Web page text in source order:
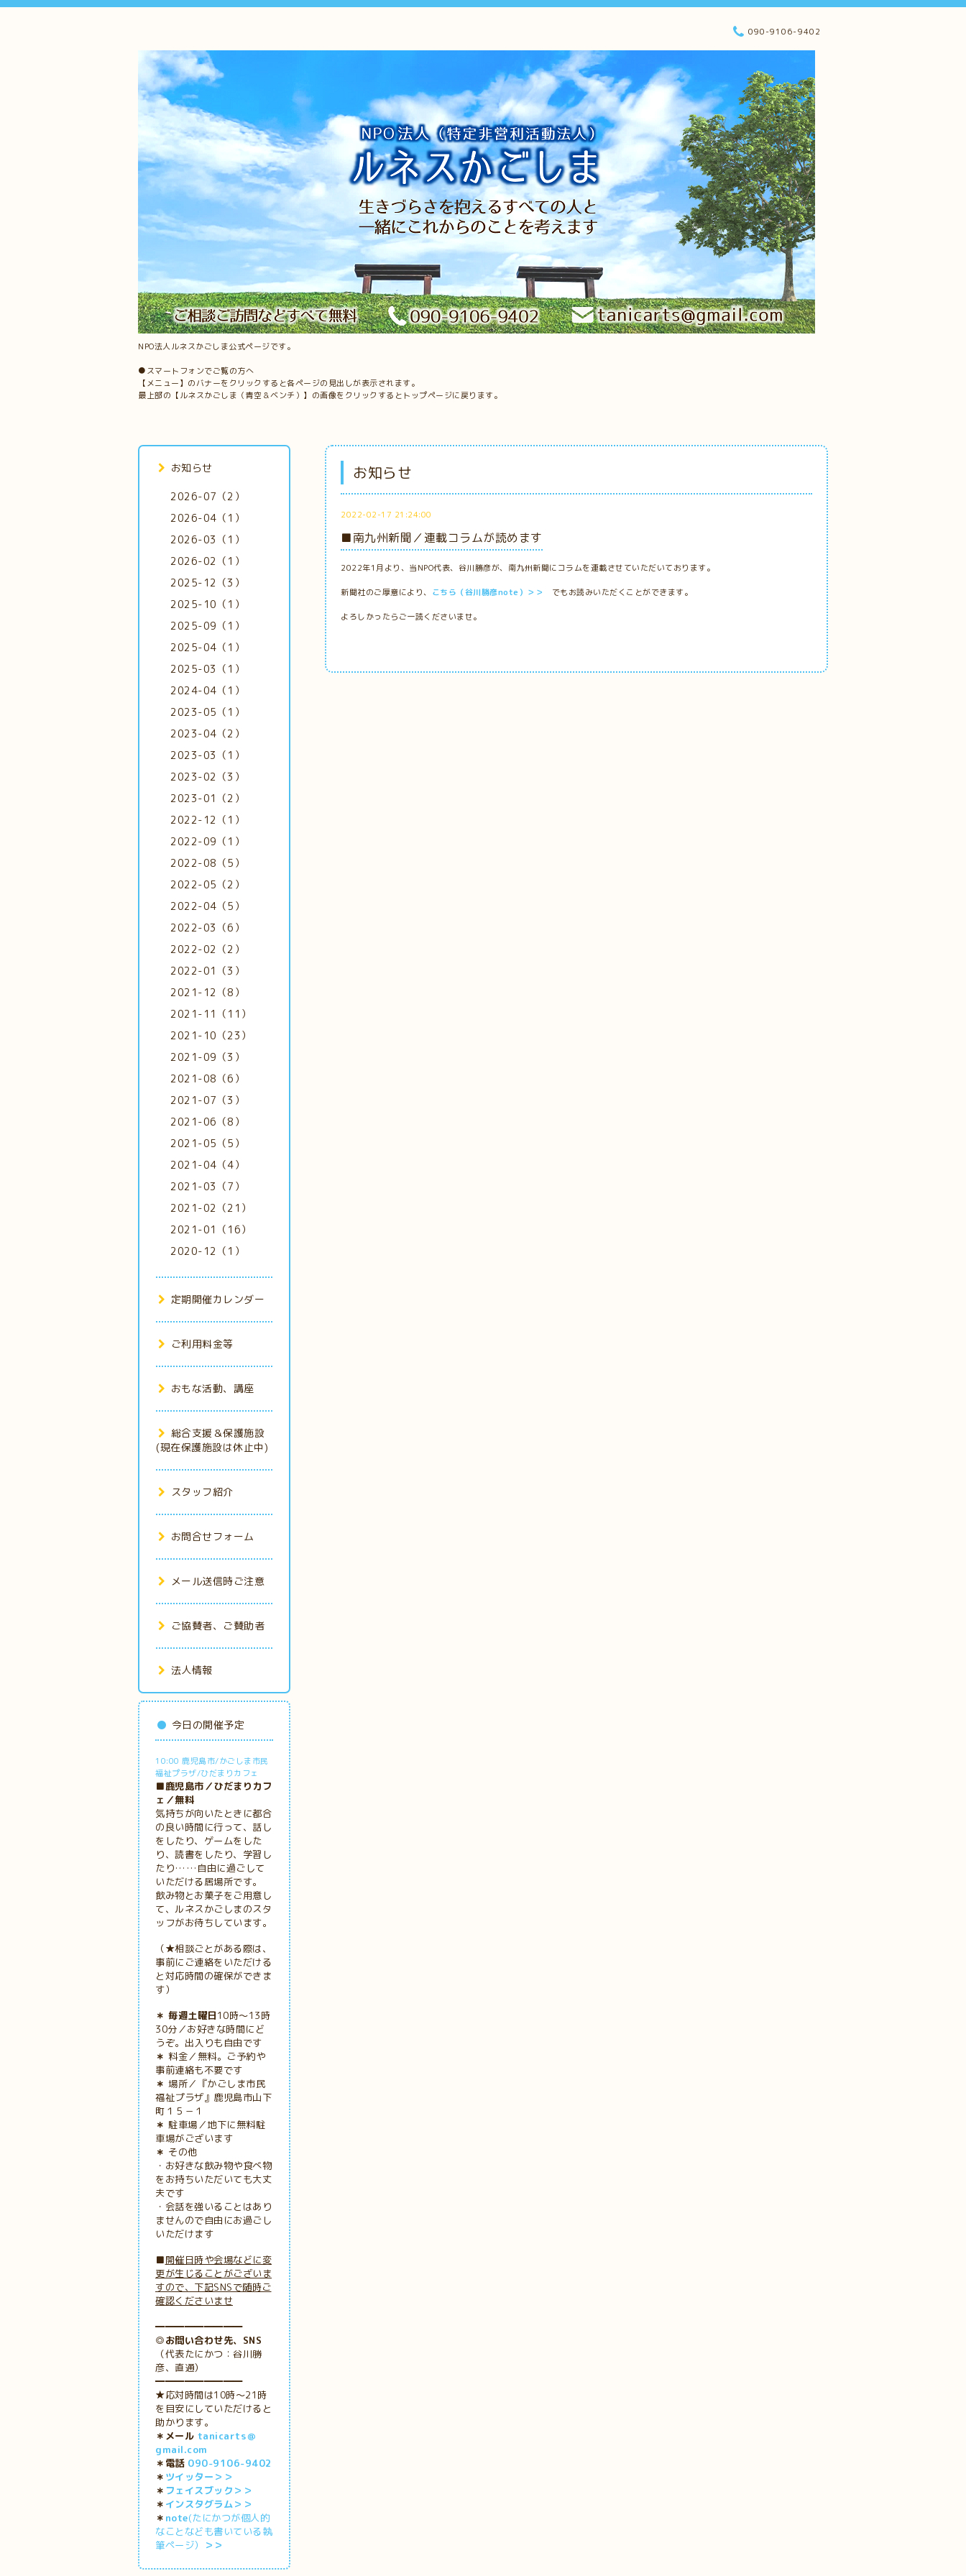
NPO法人ルネスかごしま公式ページです。
●スマートフォンでご覧の方へ
【メニュー】のバナーをクリックすると各ページの見出しが表示されます。
最上部の【ルネスかごしま（青空＆ベンチ）】の画像をクリックするとトップページに戻ります。
090-9106-9402
お知らせ
2022-02-17 21:24:00
■南九州新聞／連載コラムが読めます
2022年1月より、当NPO代表、谷川勝彦が、南九州新聞にコラムを連載させていただいております。
新聞社のご厚意により、 こちら（谷川勝彦note）＞＞ でもお読みいただくことができます。
よろしかったらご一読くださいませ。
お知らせ
2026-07（2）
2026-04（1）
2026-03（1）
2026-02（1）
2025-12（3）
2025-10（1）
2025-09（1）
2025-04（1）
2025-03（1）
2024-04（1）
2023-05（1）
2023-04（2）
2023-03（1）
2023-02（3）
2023-01（2）
2022-12（1）
2022-09（1）
2022-08（5）
2022-05（2）
2022-04（5）
2022-03（6）
2022-02（2）
2022-01（3）
2021-12（8）
2021-11（11）
2021-10（23）
2021-09（3）
2021-08（6）
2021-07（3）
2021-06（8）
2021-05（5）
2021-04（4）
2021-03（7）
2021-02（21）
2021-01（16）
2020-12（1）
定期開催カレンダー
ご利用料金等
おもな活動、講座
総合支援＆保護施設
(現在保護施設は休止中)
スタッフ紹介
お問合せフォーム
メール送信時ご注意
ご協賛者、ご賛助者
法人情報
今日の開催予定
10:00 鹿児島市/かごしま市民
福祉プラザ/ひだまりカフェ
■鹿児島市／ひだまりカフ
ェ／無料
気持ちが向いたときに都合
の良い時間に行って、話し
をしたり、ゲームをした
り、読書をしたり、学習し
たり……自由に過ごして
いただける居場所です。
飲み物とお菓子をご用意し
て、ルネスかごしまのスタ
ッフがお待ちしています。
（★相談ごとがある際は、
事前にご連絡をいただける
と対応時間の確保ができま
す）
＊ 毎週土曜日10時～13時
30分／お好きな時間にど
うぞ。出入りも自由です
＊ 料金／無料。ご予約や
事前連絡も不要です
＊ 場所／『かごしま市民
福祉プラザ』鹿児島市山下
町１５－１
＊ 駐車場／地下に無料駐
車場がございます
＊ その他
・お好きな飲み物や食べ物
をお持ちいただいても大丈
夫です
・会話を強いることはあり
ませんので自由にお過ごし
いただけます
■開催日時や会場などに変
更が生じることがございま
すので、下記SNSで随時ご
確認くださいませ
━━━━━━━━━
◎お問い合わせ先、SNS
（代表たにかつ：谷川勝
彦、直通）
━━━━━━━━━
★応対時間は10時～21時
を目安にしていただけると
助かります。
＊メール tanicarts＠
gmail.com
＊電話 090-9106-9402
＊ ツイッター＞＞
＊ フェイスブック＞＞
＊ インスタグラム＞＞
＊ note(たにかつが個人的
なことなども書いている執
筆ページ）
＞＞